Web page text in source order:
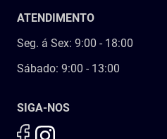
ATENDIMENTO
Seg. á Sex: 9:00 - 18:00
Sábado: 9:00 - 13:00
SIGA-NOS